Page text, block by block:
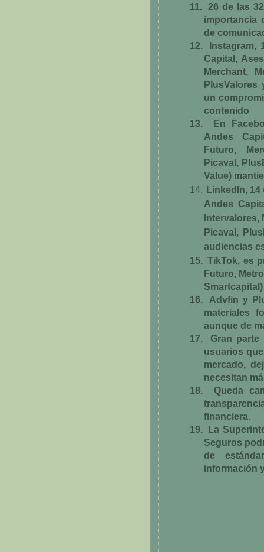
11. 26 de las
importancia
de
12.
Instagram,
Capital,
Merchant,
PlusValores
un
contenido
13.
En
Andes
Futuro,
Picaval,
Value)
14. LinkedIn, 14
Andes
Intervalores,
Picaval,
audiencias
15. TikTok, es
Futuro,
16.
Advfin y
materiales
aunque de
17.
Gran
usuarios
mercado,
necesitan
18.
Queda
financiera.
19. La
Seguros
de
información